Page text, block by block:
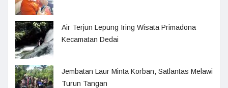
Air Terjun Lepung Iring Wisata Primadona
Kecamatan Dedai
Jembatan Laur Minta Korban, Satlantas Melawi
Turun Tangan